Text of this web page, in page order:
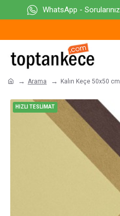
WhatsApp -
Arama Kalın Keçe 50x50
HIZLI TESLİMAT